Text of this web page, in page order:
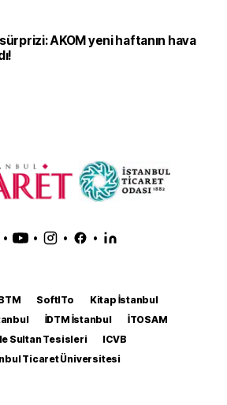
AKOM yeni haftanın hava
• • • •
SoftITo
Kitap İstanbul
İDTM İstanbul
İTOSAM
Sultan Tesisleri
ICVB
Ticaret Üniversitesi